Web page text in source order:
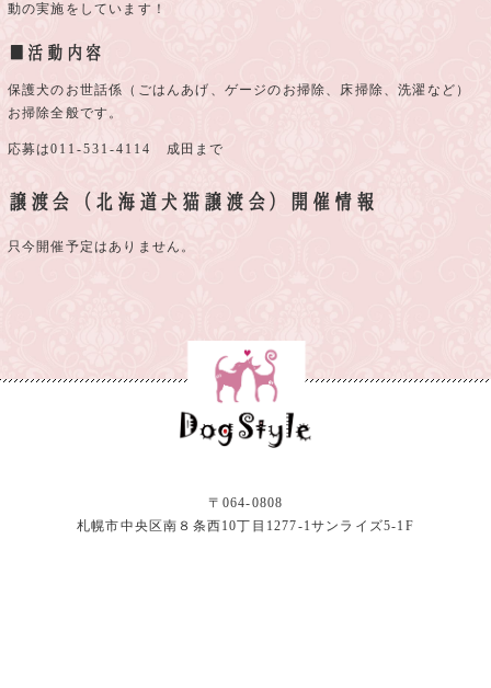
動の実施をしています！
■活動内容
保護犬のお世話係（ごはんあげ、ゲージのお掃除、床掃除、洗濯など）
お掃除全般です。
応募は011-531-4114 成田まで
譲渡会（北海道犬猫譲渡会）開催情報
只今開催予定はありません。
〒064-0808
札幌市中央区南８条西10丁目1277-1サンライズ5-1F